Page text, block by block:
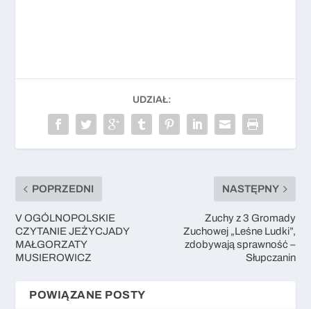
UDZIAŁ:
POPRZEDNI
V OGÓLNOPOLSKIE
CZYTANIE JEŻYCJADY
MAŁGORZATY
MUSIEROWICZ
NASTĘPNY
Zuchy z 3 Gromady
Zuchowej „Leśne Ludki”,
zdobywają sprawność –
Słupczanin
POWIĄZANE POSTY